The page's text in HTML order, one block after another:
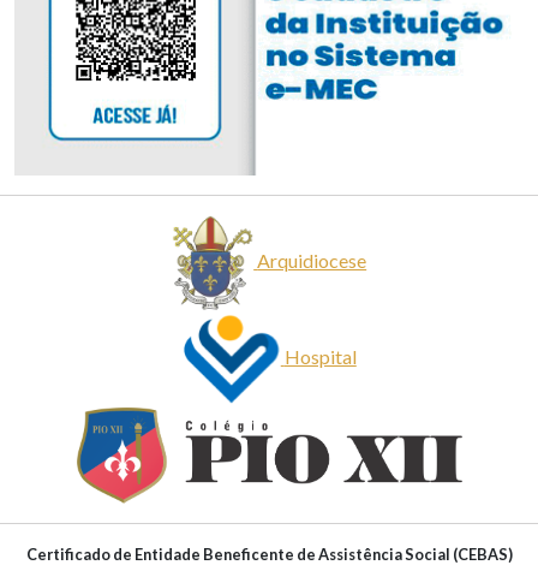
Arquidiocese
Hospital
Certificado de Entidade Beneficente de Assistência Social (CEBAS)